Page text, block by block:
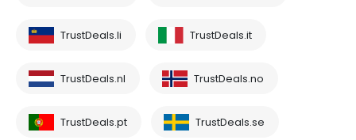
TrustDeals.li TrustDeals.it
TrustDeals.nl TrustDeals.no
TrustDeals.pt TrustDeals.se